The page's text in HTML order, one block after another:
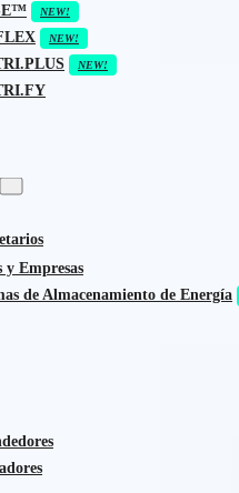
y Empresas
de Almacenamiento de Energía